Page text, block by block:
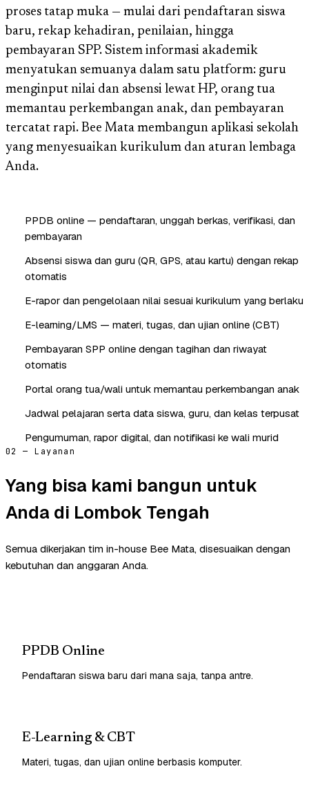
proses tatap muka — mulai dari pendaftaran siswa
baru, rekap kehadiran, penilaian, hingga
pembayaran SPP. Sistem informasi akademik
menyatukan semuanya dalam satu platform: guru
menginput nilai dan absensi lewat HP, orang tua
memantau perkembangan anak, dan pembayaran
tercatat rapi. Bee Mata membangun aplikasi sekolah
yang menyesuaikan kurikulum dan aturan lembaga
Anda.
PPDB online — pendaftaran, unggah berkas, verifikasi, dan
pembayaran
Absensi siswa dan guru (QR, GPS, atau kartu) dengan rekap
otomatis
E-rapor dan pengelolaan nilai sesuai kurikulum yang berlaku
E-learning/LMS — materi, tugas, dan ujian online (CBT)
Pembayaran SPP online dengan tagihan dan riwayat
otomatis
Portal orang tua/wali untuk memantau perkembangan anak
Jadwal pelajaran serta data siswa, guru, dan kelas terpusat
Pengumuman, rapor digital, dan notifikasi ke wali murid
02 — Layanan
Yang bisa kami bangun untuk
Anda di Lombok Tengah
Semua dikerjakan tim in-house Bee Mata, disesuaikan dengan
kebutuhan dan anggaran Anda.
PPDB Online
Pendaftaran siswa baru dari mana saja, tanpa antre.
E-Learning & CBT
Materi, tugas, dan ujian online berbasis komputer.